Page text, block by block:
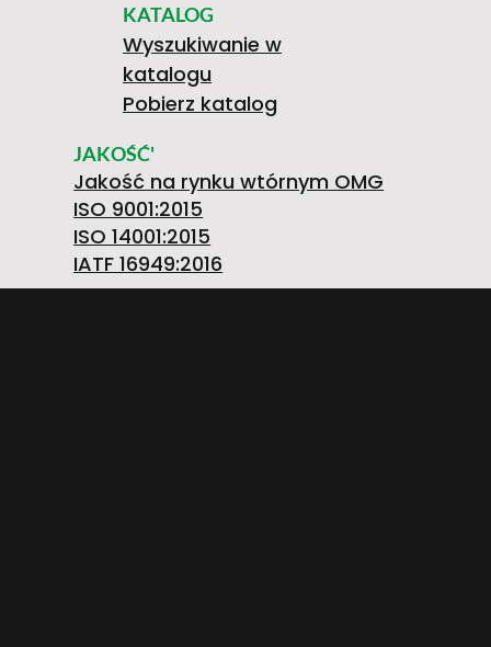
6
4
6
KATALOG
Wyszukiwanie w
katalogu
Pobierz katalog
JAKOŚĆ'
Jakość na rynku wtórnym OMG
ISO 9001:2015
ISO 14001:2015
IATF 16949:2016